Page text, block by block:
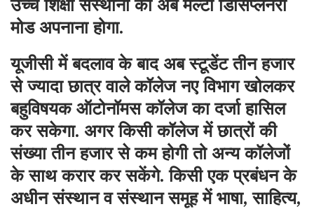
उच्च शिक्षा संस्थानों को अब मल्टी डिसिप्लनरी
मोड अपनाना होगा.
यूजीसी में बदलाव के बाद अब स्टूडेंट तीन हजार
से ज्यादा छात्र वाले कॉलेज नए विभाग खोलकर
बहुविषयक ऑटोनॉमस कॉलेज का दर्जा हासिल
कर सकेगा. अगर किसी कॉलेज में छात्रों की
संख्या तीन हजार से कम होगी तो अन्य कॉलेजों
के साथ करार कर सकेंगे. किसी एक प्रबंधन के
अधीन संस्थान व संस्थान समूह में भाषा, साहित्य,